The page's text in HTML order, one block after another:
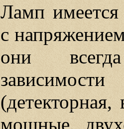
Ламп имеется
с
они
(детекторная,
мощные,